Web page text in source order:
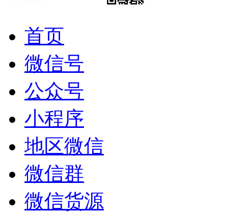
首页
微信号
公众号
小程序
地区微信
微信群
微信货源